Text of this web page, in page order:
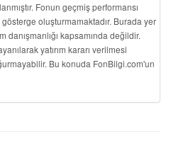
Fonun geçmiş performansı
oluşturmamaktadır. Burada yer
danışmanlığı kapsamında değildir.
yatırım kararı verilmesi
Bu konuda FonBilgi.com'un